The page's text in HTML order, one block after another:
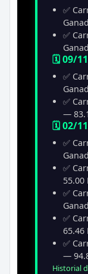
✅
✅
🗓️ 09/
✅
✅
—
🗓️ 02/
✅
✅
55.00
✅
✅
65.46
✅
—
Historial